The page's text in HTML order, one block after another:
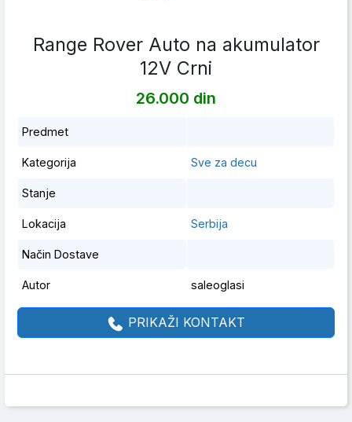
Range Rover Auto na akumulator
12V Crni
26.000 din
Predmet
Kategorija Sve za decu
Stanje
Lokacija Serbija
Način Dostave
Autor saleoglasi
PRIKAŽI KONTAKT